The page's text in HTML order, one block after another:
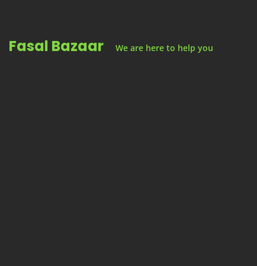
content
Fasal Bazaar We are here to help you